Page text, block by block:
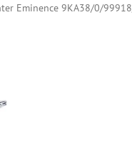
Eminence 9KA38/0/